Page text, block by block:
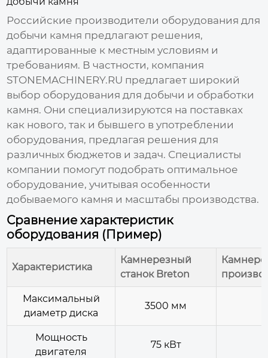
Российские производители оборудования для
добычи камня предлагают решения,
адаптированные к местным условиям и
требованиям. В частности, компания
STONEMACHINERY.RU предлагает широкий
выбор оборудования для добычи и обработки
камня. Они специализируются на поставках
как нового, так и бывшего в употреблении
оборудования, предлагая решения для
различных бюджетов и задач. Специалисты
компании помогут подобрать оптимальное
оборудование, учитывая особенности
добываемого камня и масштабы производства.
Сравнение характеристик
оборудования (Пример)
Характеристика
Камнерезный
станок Breton
Максимальный
диаметр диска
3500 мм
Мощность
двигателя
75 кВт